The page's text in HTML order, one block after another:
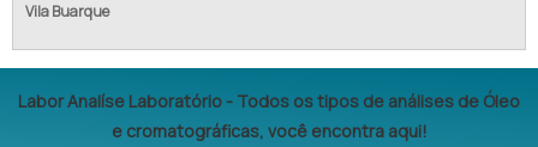
Vila Buarque
Labor Analíse Laboratório - Todos os tipos de análises de Óleo
e cromatográficas, você encontra aqui!